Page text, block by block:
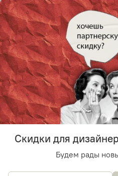
Настенный дизайнерский
светильник Sea of Galilee by
Aqua Creations Studio
63 120 руб
Скидки для
Будем рады